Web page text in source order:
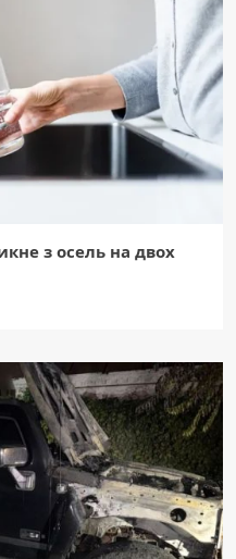
з осель на двох